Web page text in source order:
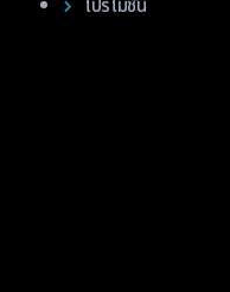
โปรโมชั่น